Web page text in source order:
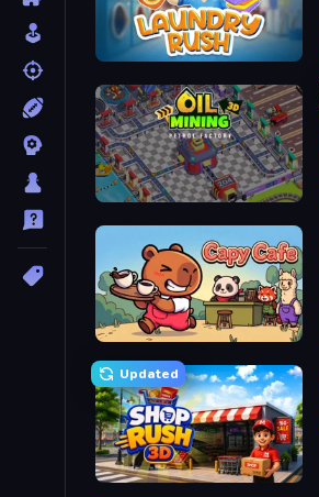
Laundry Rush
Oil Mining 3D: Petrol Factory
Capy Cafe
Updated
Shop Rush 3D